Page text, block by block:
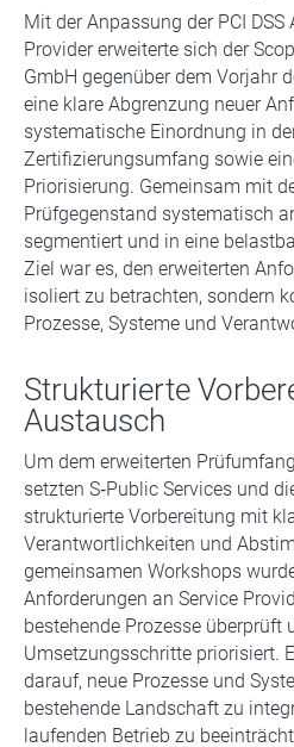
Mit der Anpassung der PCI
Provider erweiterte sich der
GmbH gegenüber dem Vorjahr
eine klare Abgrenzung neuer
systematische Einordnung in
Zertifizierungsumfang sowie
Priorisierung. Gemeinsam mit
Prüfgegenstand systematisch
segmentiert und in eine
Ziel war es, den erweiterten
isoliert zu betrachten, sondern
Prozesse, Systeme und
Strukturierte
Austausch
Um dem erweiterten
setzten S‑Public Services und
strukturierte Vorbereitung mit
Verantwortlichkeiten und
gemeinsamen Workshops
Anforderungen an Service
bestehende Prozesse überprüft
Umsetzungsschritte priorisiert.
darauf, neue Prozesse und
bestehende Landschaft zu
laufenden Betrieb zu